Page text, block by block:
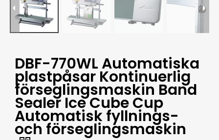
DBF-770WL Automatiska
plastpåsar Kontinuerlig
förseglingsmaskin Band
Sealer Ice Cube Cup
Automatisk fyllnings-
och förseglingsmaskin